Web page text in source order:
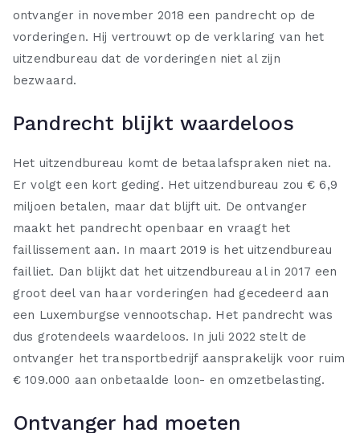
ontvanger in november 2018 een pandrecht op de
vorderingen. Hij vertrouwt op de verklaring van het
uitzendbureau dat de vorderingen niet al zijn
bezwaard.
Pandrecht blijkt waardeloos
Het uitzendbureau komt de betaalafspraken niet na.
Er volgt een kort geding. Het uitzendbureau zou € 6,9
miljoen betalen, maar dat blijft uit. De ontvanger
maakt het pandrecht openbaar en vraagt het
faillissement aan. In maart 2019 is het uitzendbureau
failliet. Dan blijkt dat het uitzendbureau al in 2017 een
groot deel van haar vorderingen had gecedeerd aan
een Luxemburgse vennootschap. Het pandrecht was
dus grotendeels waardeloos. In juli 2022 stelt de
ontvanger het transportbedrijf aansprakelijk voor ruim
€ 109.000 aan onbetaalde loon- en omzetbelasting.
Ontvanger had moeten